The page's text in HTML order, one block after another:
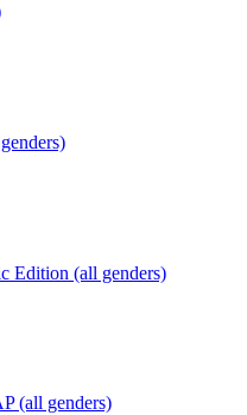
Edition (all genders)
(all genders)